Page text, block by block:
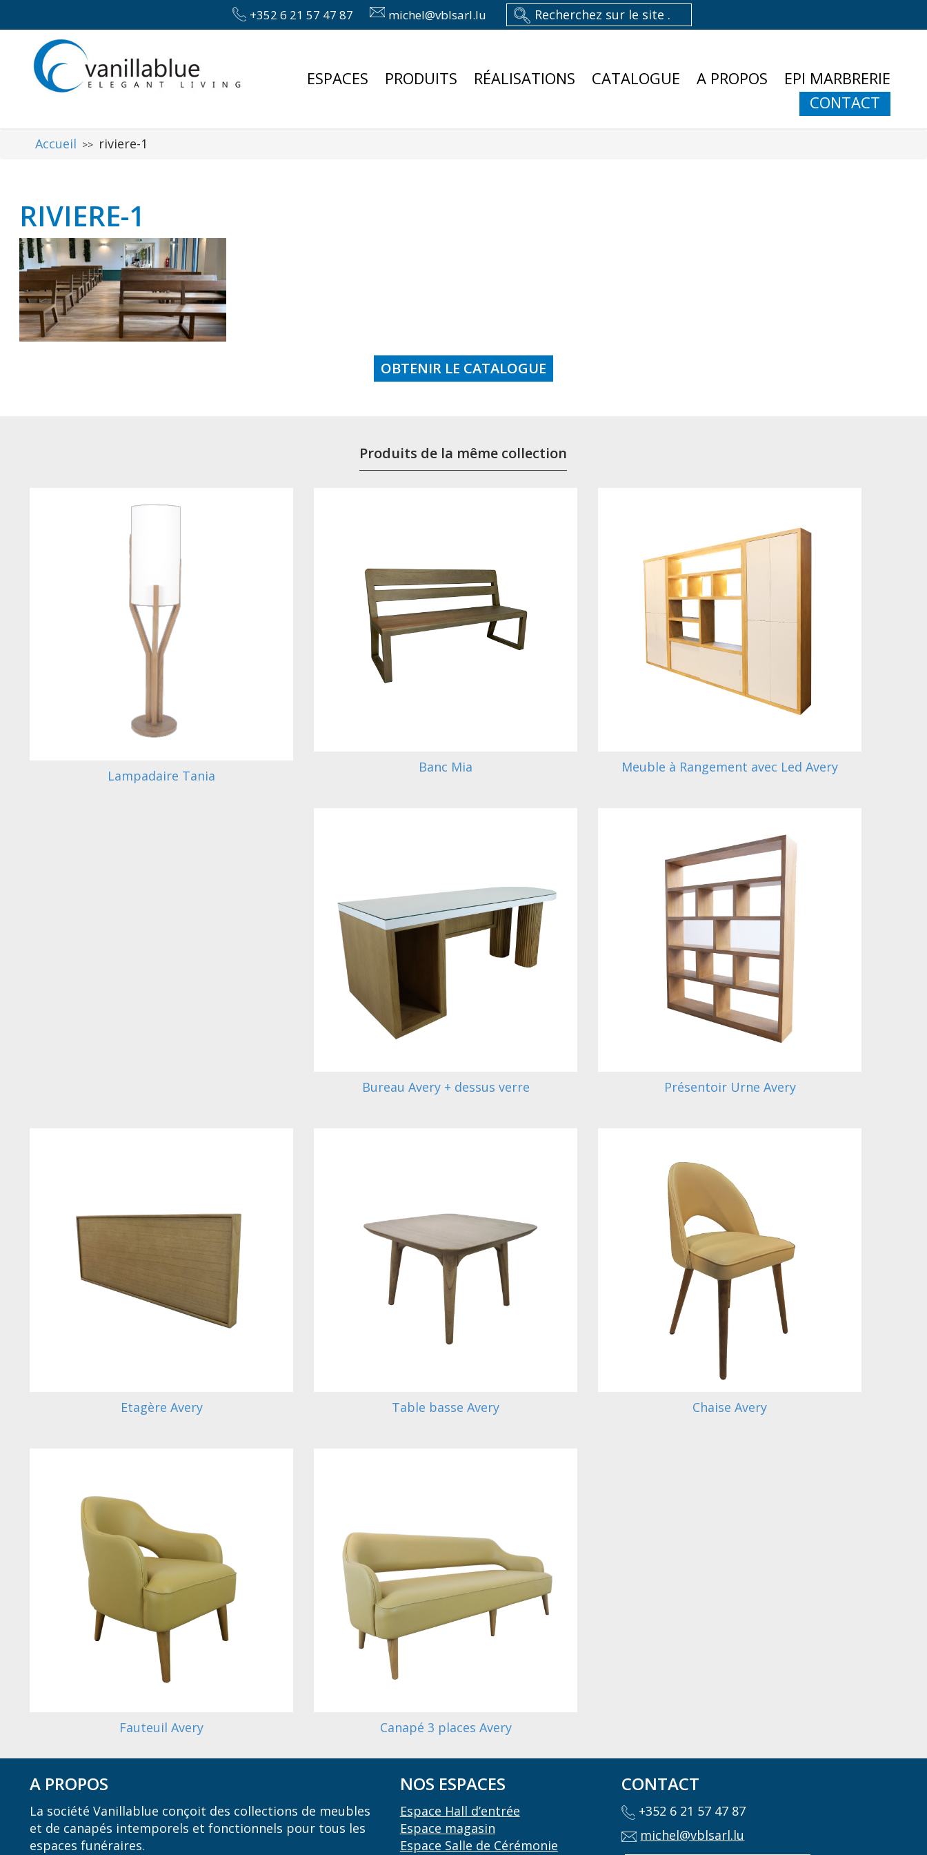
+352 6 21 57 47 87 michel@vblsarl.lu
ESPACES PRODUITS RÉALISATIONS CATALOGUE A PROPOS
EPI MARBRERIE
CONTACT
Accueil >> riviere-1
RIVIERE-1
OBTENIR LE CATALOGUE
Produits de la même collection
Lampadaire Tania
Banc Mia Meuble à Rangement avec Led Avery
Bureau Avery + dessus verre Présentoir Urne Avery
Etagère Avery Table basse Avery Chaise Avery
Fauteuil Avery Canapé 3 places Avery
A PROPOS
La société Vanillablue conçoit des collections de meubles
et de canapés intemporels et fonctionnels pour tous les
espaces funéraires.
NOS ESPACES
Espace Hall d’entrée
Espace magasin
Espace Salle de Cérémonie
CONTACT
+352 6 21 57 47 87
michel@vblsarl.lu